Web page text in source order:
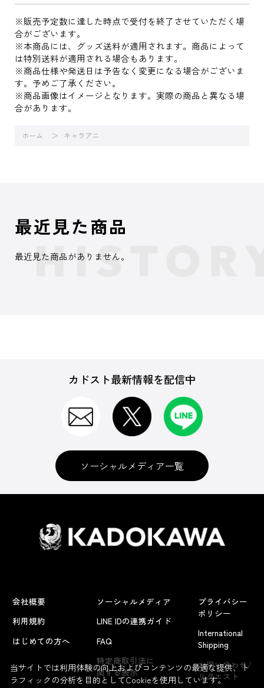
※販売予定数に達した時点で受付を終了させていただく場
合がございます。
※本商品には、グッズ送料が適用されます。商品によって
は特別送料が適用される場合もあります。
※商品仕様や発送日は予告なく変更になる場合がございま
す。予めご了承ください。
※商品画像はイメージとなります。実際の商品と異なる場
合があります。
ホーム キャラアニ
よくあるお問い合わせ
最近見た商品
最近見た商品がありません。
カドスト最新情報を配信中
ソーシャルメディア一覧
会社概要
利用規約
はじめての方へ
ソーシャルメディア
LINE IDの連携ガイド
FAQ
特定商取引法に
関する表示
プライバシー
ポリシー
International
Shipping
お問い合わせ/
リクエスト
当サイトでは利用体験の向上およびコンテンツの最適な提供、ト
ラフィックの分析を目的としてCookieを使用しています。